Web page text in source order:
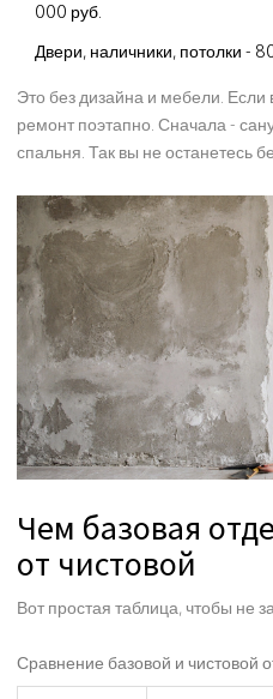
000 руб.
Двери, наличники, потолки -
Это без дизайна и мебели. Если
ремонт поэтапно. Сначала -
спальня. Так вы не останетесь
Чем базовая
от чистовой
Вот простая таблица, чтобы не
Сравнение базовой и чистовой